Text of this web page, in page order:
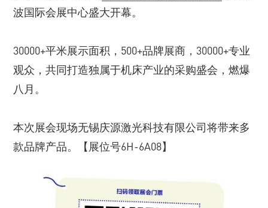
波国际会展中心盛大开幕。
30000+平米展示面积，500+品牌展商，30000+专业
观众，共同打造独属于机床产业的采购盛会，燃爆
八月。
本次展会现场无锡庆源激光科技有限公司将带来多
款品牌产品。【展位号6H-6A08】